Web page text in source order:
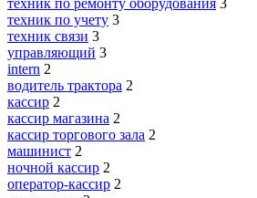
техник по ремонту оборудования 3
техник по учету 3
техник связи 3
управляющий 3
intern 2
водитель трактора 2
кассир 2
кассир магазина 2
кассир торгового зала 2
машинист 2
ночной кассир 2
оператор-кассир 2